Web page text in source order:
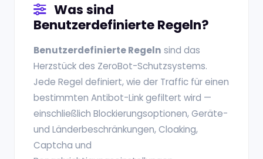
Was sind
Benutzerdefinierte Regeln?
Benutzerdefinierte Regeln sind das
Herzstück des ZeroBot-Schutzsystems.
Jede Regel definiert, wie der Traffic für einen
bestimmten Antibot-Link gefiltert wird —
einschließlich Blockierungsoptionen, Geräte-
und Länderbeschränkungen, Cloaking,
Captcha und